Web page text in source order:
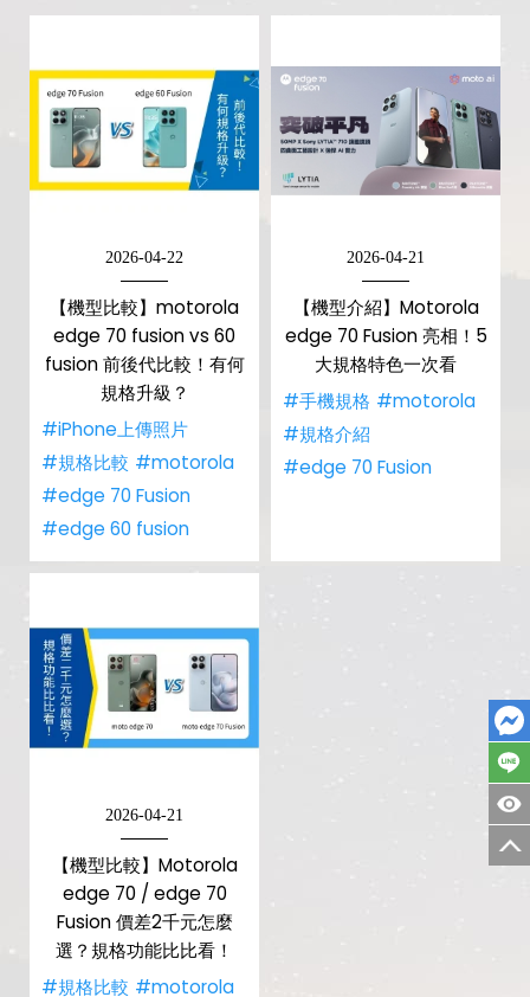
2026-04-22
【機型比較】motorola
edge 70 fusion vs 60
fusion 前後代比較！有何
規格升級？
#iPhone上傳照片
#規格比較 #motorola
#edge 70 Fusion
#edge 60 fusion
2026-04-21
【機型介紹】Motorola
edge 70 Fusion 亮相！5
大規格特色一次看
#手機規格 #motorola
#規格介紹
#edge 70 Fusion
2026-04-21
【機型比較】Motorola
edge 70 / edge 70
Fusion 價差2千元怎麼
選？規格功能比比看！
#規格比較 #motorola